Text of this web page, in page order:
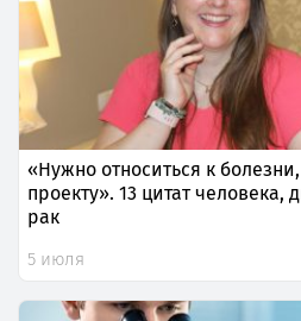
«Нужно относиться к
проекту». 13 цитат
рак
5 июля